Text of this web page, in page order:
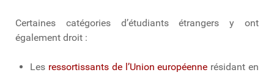
Certaines catégories d’étudiants étrangers y ont
également droit :
Les ressortissants de l’Union européenne résidant en